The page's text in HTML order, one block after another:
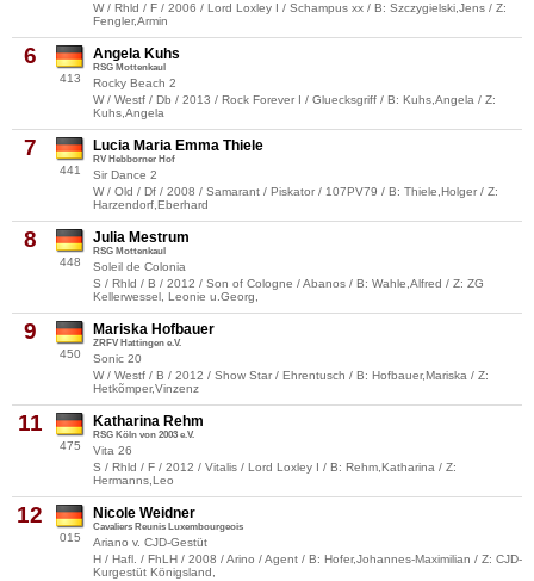
W / Rhld / F / 2006 / Lord Loxley I / Schampus xx / B: Szczygielski,Jens / Z:
Fengler,Armin
6
413
Angela Kuhs
RSG Mottenkaul
Rocky Beach 2
W / Westf / Db / 2013 / Rock Forever I / Gluecksgriff / B: Kuhs,Angela / Z:
Kuhs,Angela
7
441
Lucia Maria Emma Thiele
RV Hebborner Hof
Sir Dance 2
W / Old / Df / 2008 / Samarant / Piskator / 107PV79 / B: Thiele,Holger / Z:
Harzendorf,Eberhard
8
448
Julia Mestrum
RSG Mottenkaul
Soleil de Colonia
S / Rhld / B / 2012 / Son of Cologne / Abanos / B: Wahle,Alfred / Z: ZG
Kellerwessel, Leonie u.Georg,
9
450
Mariska Hofbauer
ZRFV Hattingen e.V.
Sonic 20
W / Westf / B / 2012 / Show Star / Ehrentusch / B: Hofbauer,Mariska / Z:
Hetkõmper,Vinzenz
11
475
Katharina Rehm
RSG Köln von 2003 e.V.
Vita 26
S / Rhld / F / 2012 / Vitalis / Lord Loxley I / B: Rehm,Katharina / Z:
Hermanns,Leo
12
015
Nicole Weidner
Cavaliers Reunis Luxembourgeois
Ariano v. CJD-Gestüt
H / Hafl. / FhLH / 2008 / Arino / Agent / B: Hofer,Johannes-Maximilian / Z: CJD-
Kurgestüt Königsland,